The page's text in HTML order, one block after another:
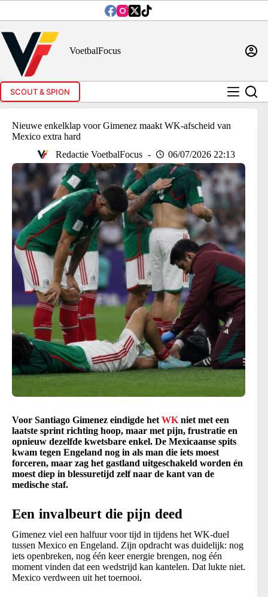
inhoud
VoetbalFocus
SCOUT & SPION
Nieuwe enkelklap voor Gimenez maakt WK-afscheid van
Mexico extra hard
Redactie VoetbalFocus
06/07/2026 22:13
Voor Santiago Gimenez eindigde het WK niet met een
laatste sprint richting hoop, maar met pijn, frustratie en
opnieuw dezelfde kwetsbare enkel. De Mexicaanse spits
kwam tegen Engeland nog in als man die iets moest
forceren, maar zag het gastland uitgeschakeld worden én
moest diep in blessuretijd zelf naar de kant van de
medische staf.
Een invalbeurt die pijn deed
Gimenez viel een halfuur voor tijd in tijdens het WK-duel
tussen Mexico en Engeland. Zijn opdracht was duidelijk: nog
iets openbreken, nog één keer energie brengen, nog één
moment vinden dat een wedstrijd kan kantelen. Dat lukte niet.
Mexico verdween uit het toernooi.